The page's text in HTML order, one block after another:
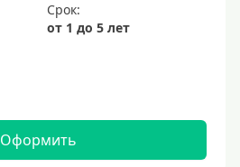
Срок:
от 1 до 5 лет
Оформить